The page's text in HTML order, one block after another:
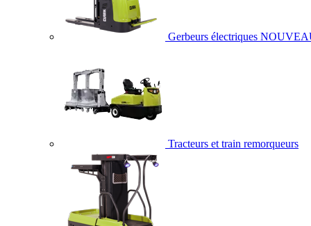
Gerbeurs électriques
Tracteurs et train remorqueurs